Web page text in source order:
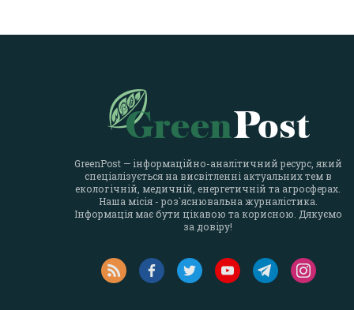
GreenPost — інформаційно-аналітичний ресурс, який
спеціалізується на висвітленні актуальних тем в
екологічній, медичній, енергетичній та агросферах.
Наша місія - роз`яснювальна журналістика.
Інформація має бути цікавою та корисною. Дякуємо
за довіру!